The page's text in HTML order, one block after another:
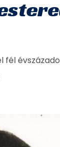
fél